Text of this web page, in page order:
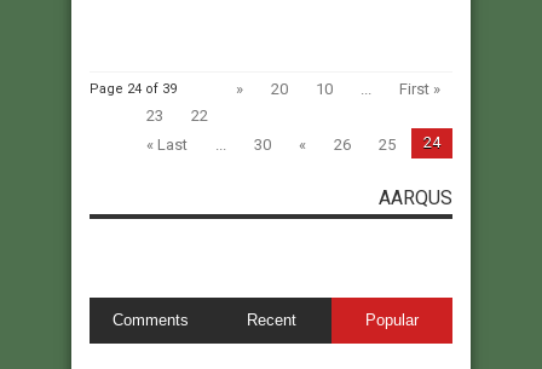
Page 24 of 39 « First
...
10
20
«
22
23
24
25
26
»
30
...
Last »
AARQUS
Popular
Recent
Comments